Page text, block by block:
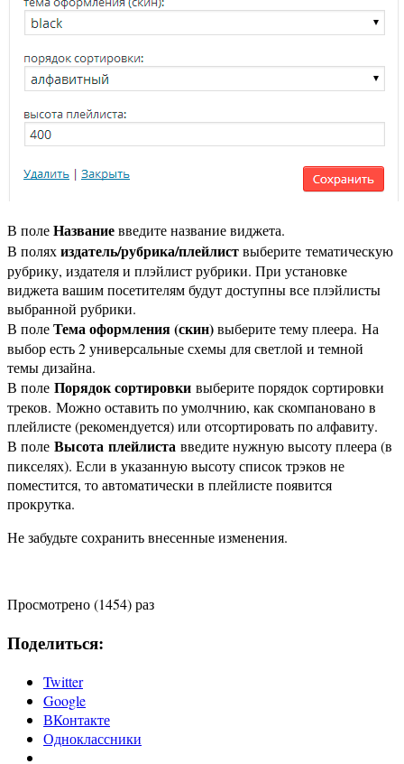
В полеНазваниевведите название виджета.
В поляхиздатель/рубрика/плейлиствыберите тематическую
рубрику, издателя и плэйлист рубрики. При установке
виджета вашим посетителям будут доступны все плэйлисты
выбранной рубрики.
В полеТема оформления (скин)выберите тему плеера. На
выбор есть 2 универсальные схемы для светлой и темной
темы дизайна.
В поле Порядок сортировки выберите порядок сортировки
треков. Можно оставить по умолчнию, как скомпановано в
плейлисте (рекомендуется) или отсортировать по алфавиту.
В поле Высота плейлиста введите нужную высоту плеера (в
пикселях). Если в указанную высоту список трэков не
поместится, то автоматически в плейлисте появится
прокрутка.
Не забудьте сохранить внесенные изменения.
Просмотрено (1454) раз
Поделиться:
Twitter
Google
ВКонтакте
Одноклассники